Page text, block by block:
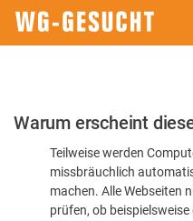
Bitte
dass
Warum erscheint
Teilweise werden
missbräuchlich
machen. Alle Webseiten
prüfen, ob